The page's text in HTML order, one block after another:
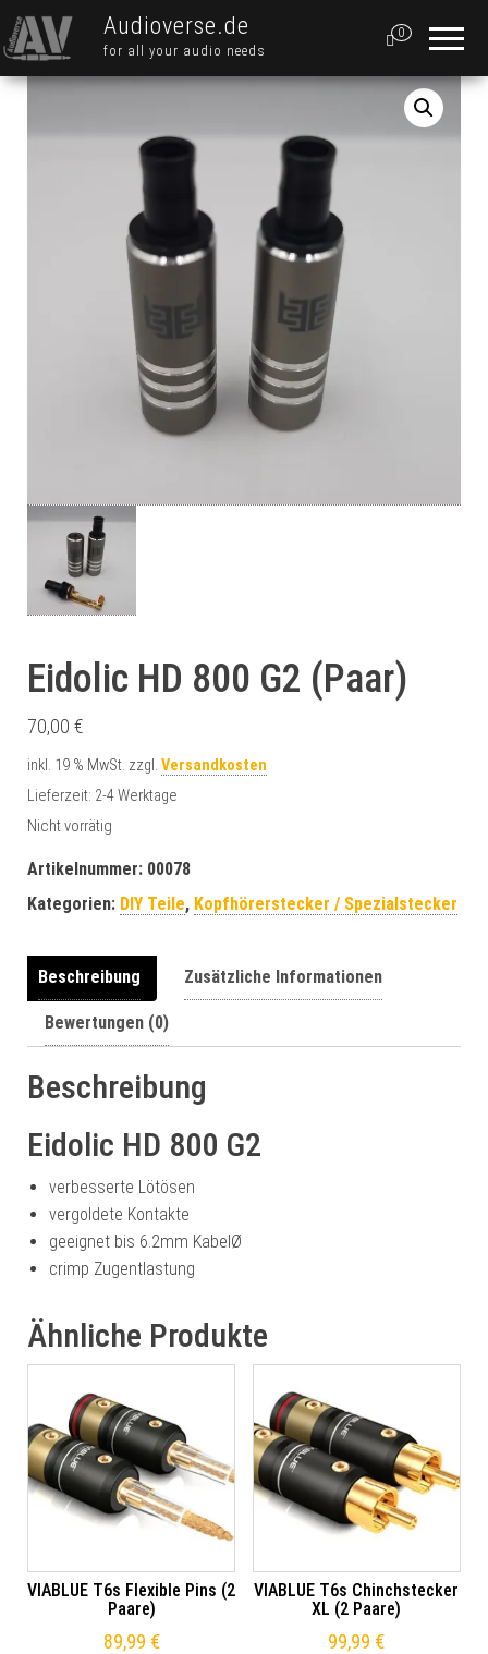
Audioverse.de
for all your audio needs
0
Eidolic HD 800 G2 (Paar)
70,00 €
inkl. 19 % MwSt. zzgl. Versandkosten
Lieferzeit: 2-4 Werktage
Nicht vorrätig
Artikelnummer: 00078
Kategorien: DIY Teile, Kopfhörerstecker / Spezialstecker
Beschreibung Zusätzliche Informationen
Bewertungen (0)
Beschreibung
Eidolic HD 800 G2
verbesserte Lötösen
vergoldete Kontakte
geeignet bis 6.2mm KabelØ
crimp Zugentlastung
Ähnliche Produkte
VIABLUE T6s Flexible Pins (2
Paare)
89,99 €
VIABLUE T6s Chinchstecker
XL (2 Paare)
99,99 €